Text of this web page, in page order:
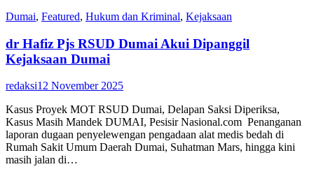
Dumai, Featured, Hukum dan Kriminal, Kejaksaan
dr Hafiz Pjs RSUD Dumai Akui Dipanggil
Kejaksaan Dumai
redaksi12 November 2025
Kasus Proyek MOT RSUD Dumai, Delapan Saksi Diperiksa,
Kasus Masih Mandek DUMAI, Pesisir Nasional.com Penanganan
laporan dugaan penyelewengan pengadaan alat medis bedah di
Rumah Sakit Umum Daerah Dumai, Suhatman Mars, hingga kini
masih jalan di…